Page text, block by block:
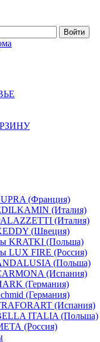
(Франция)
(Италия)
(Италия)
(Швеция)
KRATKI (Польша)
LUX FIRE (Россия)
(Польша)
(Испания)
(Германия)
(Германия)
(Испания)
ITALIA (Польша)
(Россия)